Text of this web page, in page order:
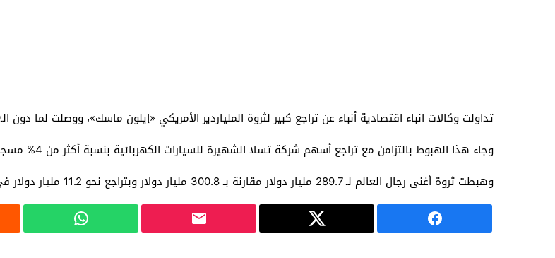
تداولت وكالات انباء اقتصادية أنباء عن تراجع كبير لثروة الملياردير الأمريكي «إيلون ماسك»، ووصلت لما دون الـ300 مليار دولار مؤخرا.
وجاء هذا الهبوط بالتزامن مع تراجع أسهم شركة تسلا الشهيرة للسيارات الكهربائية بنسبة أكثر من 4% مسجلاً 1081 دولار للسهم الواحد في تعاملات اليوم الجمعة.
وهبطت ثروة أغنى رجال العالم لـ 289.7 مليار دولار مقارنة بـ 300.8 مليار دولار وبتراجع نحو 11.2 مليار دولار في الجلسة الواحدة.